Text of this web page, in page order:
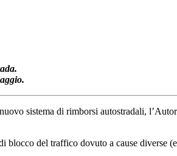
sistema di rimborsi autostradali,
del traffico dovuto a cause diverse